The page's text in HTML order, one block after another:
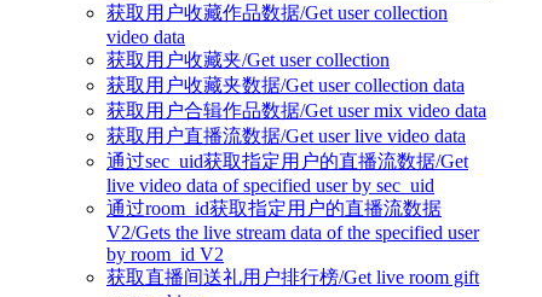
获取用户收藏作品数据/Get user collection
video data
获取用户收藏夹/Get user collection
获取用户收藏夹数据/Get user collection data
获取用户合辑作品数据/Get user mix video data
获取用户直播流数据/Get user live video data
通过sec_uid获取指定用户的直播流数据/Get
live video data of specified user by sec_uid
通过room_id获取指定用户的直播流数据
V2/Gets the live stream data of the specified user
by room_id V2
获取直播间送礼用户排行榜/Get live room gift